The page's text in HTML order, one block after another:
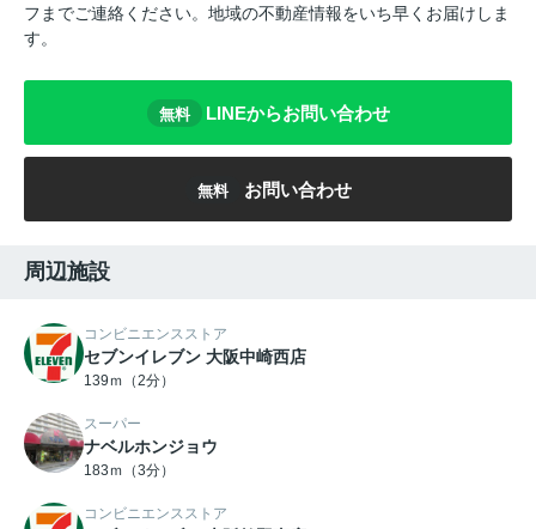
フまでご連絡ください。地域の不動産情報をいち早くお届けしま
す。
無料 LINEからお問い合わせ
無料 お問い合わせ
周辺施設
コンビニエンスストア
セブンイレブン 大阪中崎西店
139ｍ（2分）
スーパー
ナベルホンジョウ
183ｍ（3分）
コンビニエンスストア